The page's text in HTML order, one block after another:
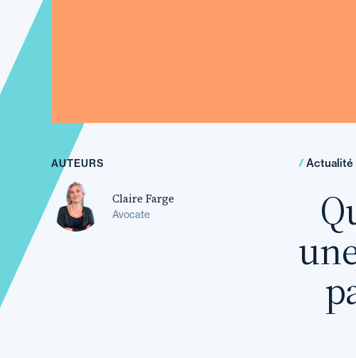
AUTEURS
Claire Farge
Avocate
Actualité